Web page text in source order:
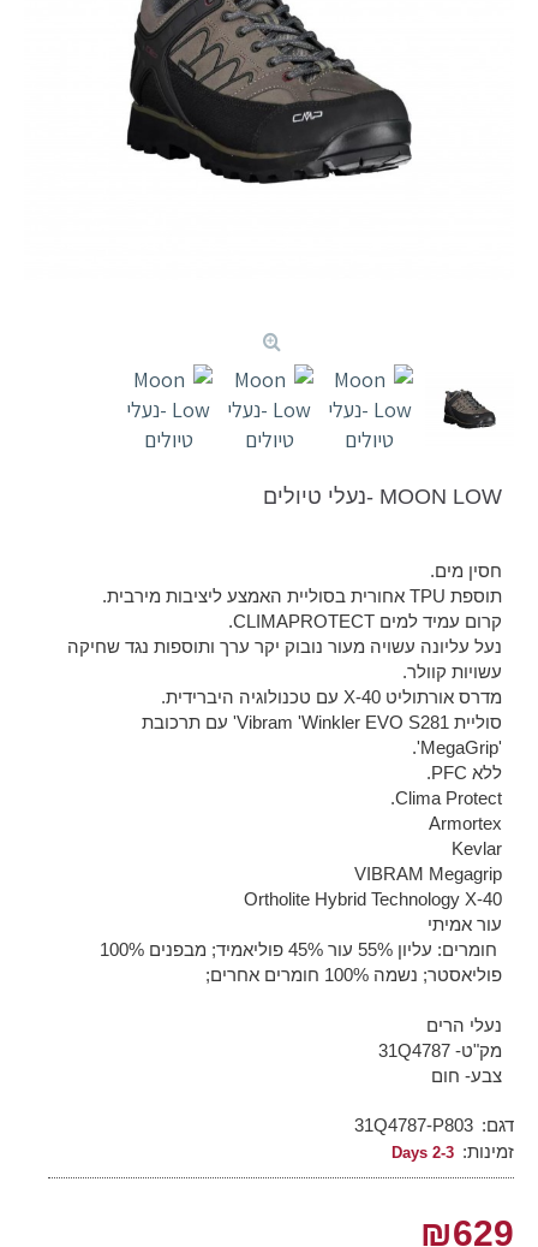
MOON LOW -נעלי טיולים
חסין מים.
תוספת TPU אחורית בסוליית האמצע ליציבות מירבית.
קרום עמיד למים CLIMAPROTECT.
נעל עליונה עשויה מעור נובוק יקר ערך ותוספות נגד שחיקה
עשויות קוולר.
מדרס אורתוליט X-40 עם טכנולוגיה היברידית.
סוליית Vibram 'Winkler EVO S281' עם תרכובת
'MegaGrip'.
ללא PFC.
Clima Protect.
Armortex
Kevlar
VIBRAM Megagrip
Ortholite Hybrid Technology X-40
עור אמיתי
חומרים: עליון 55% עור 45% פוליאמיד; מבפנים 100%
פוליאסטר; נשמה 100% חומרים אחרים;
נעלי הרים
מק"ט- 31Q4787
צבע- חום
דגם: 31Q4787-P803
זמינות: 2-3 Days
₪629